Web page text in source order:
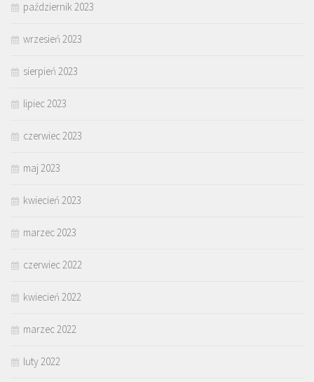
październik 2023
wrzesień 2023
sierpień 2023
lipiec 2023
czerwiec 2023
maj 2023
kwiecień 2023
marzec 2023
czerwiec 2022
kwiecień 2022
marzec 2022
luty 2022